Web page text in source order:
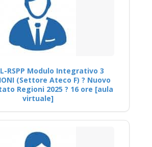
RSPP Modulo Integrativo 3
(Settore Ateco F) ? Nuovo
Regioni 2025 ? 16 ore [aula
virtuale]